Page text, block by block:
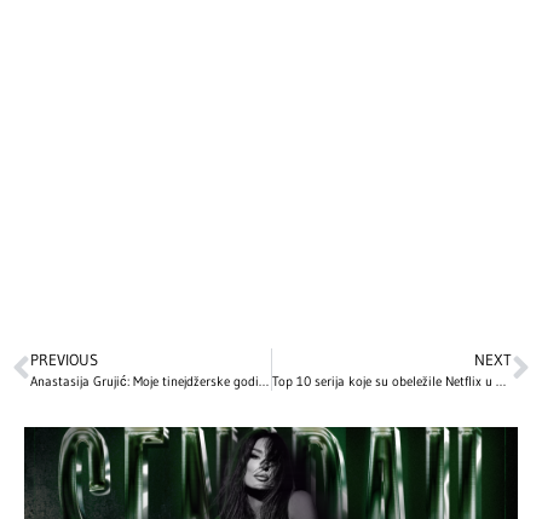
PREVIOUS NEXT